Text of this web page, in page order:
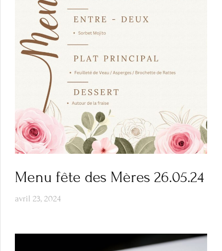
Menu fête des Mères 26.05.24
avril 23, 2024